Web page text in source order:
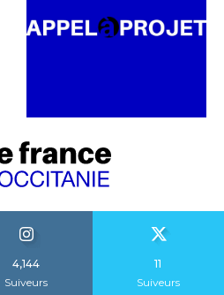
4,144
Suiveurs
11
Suiveurs